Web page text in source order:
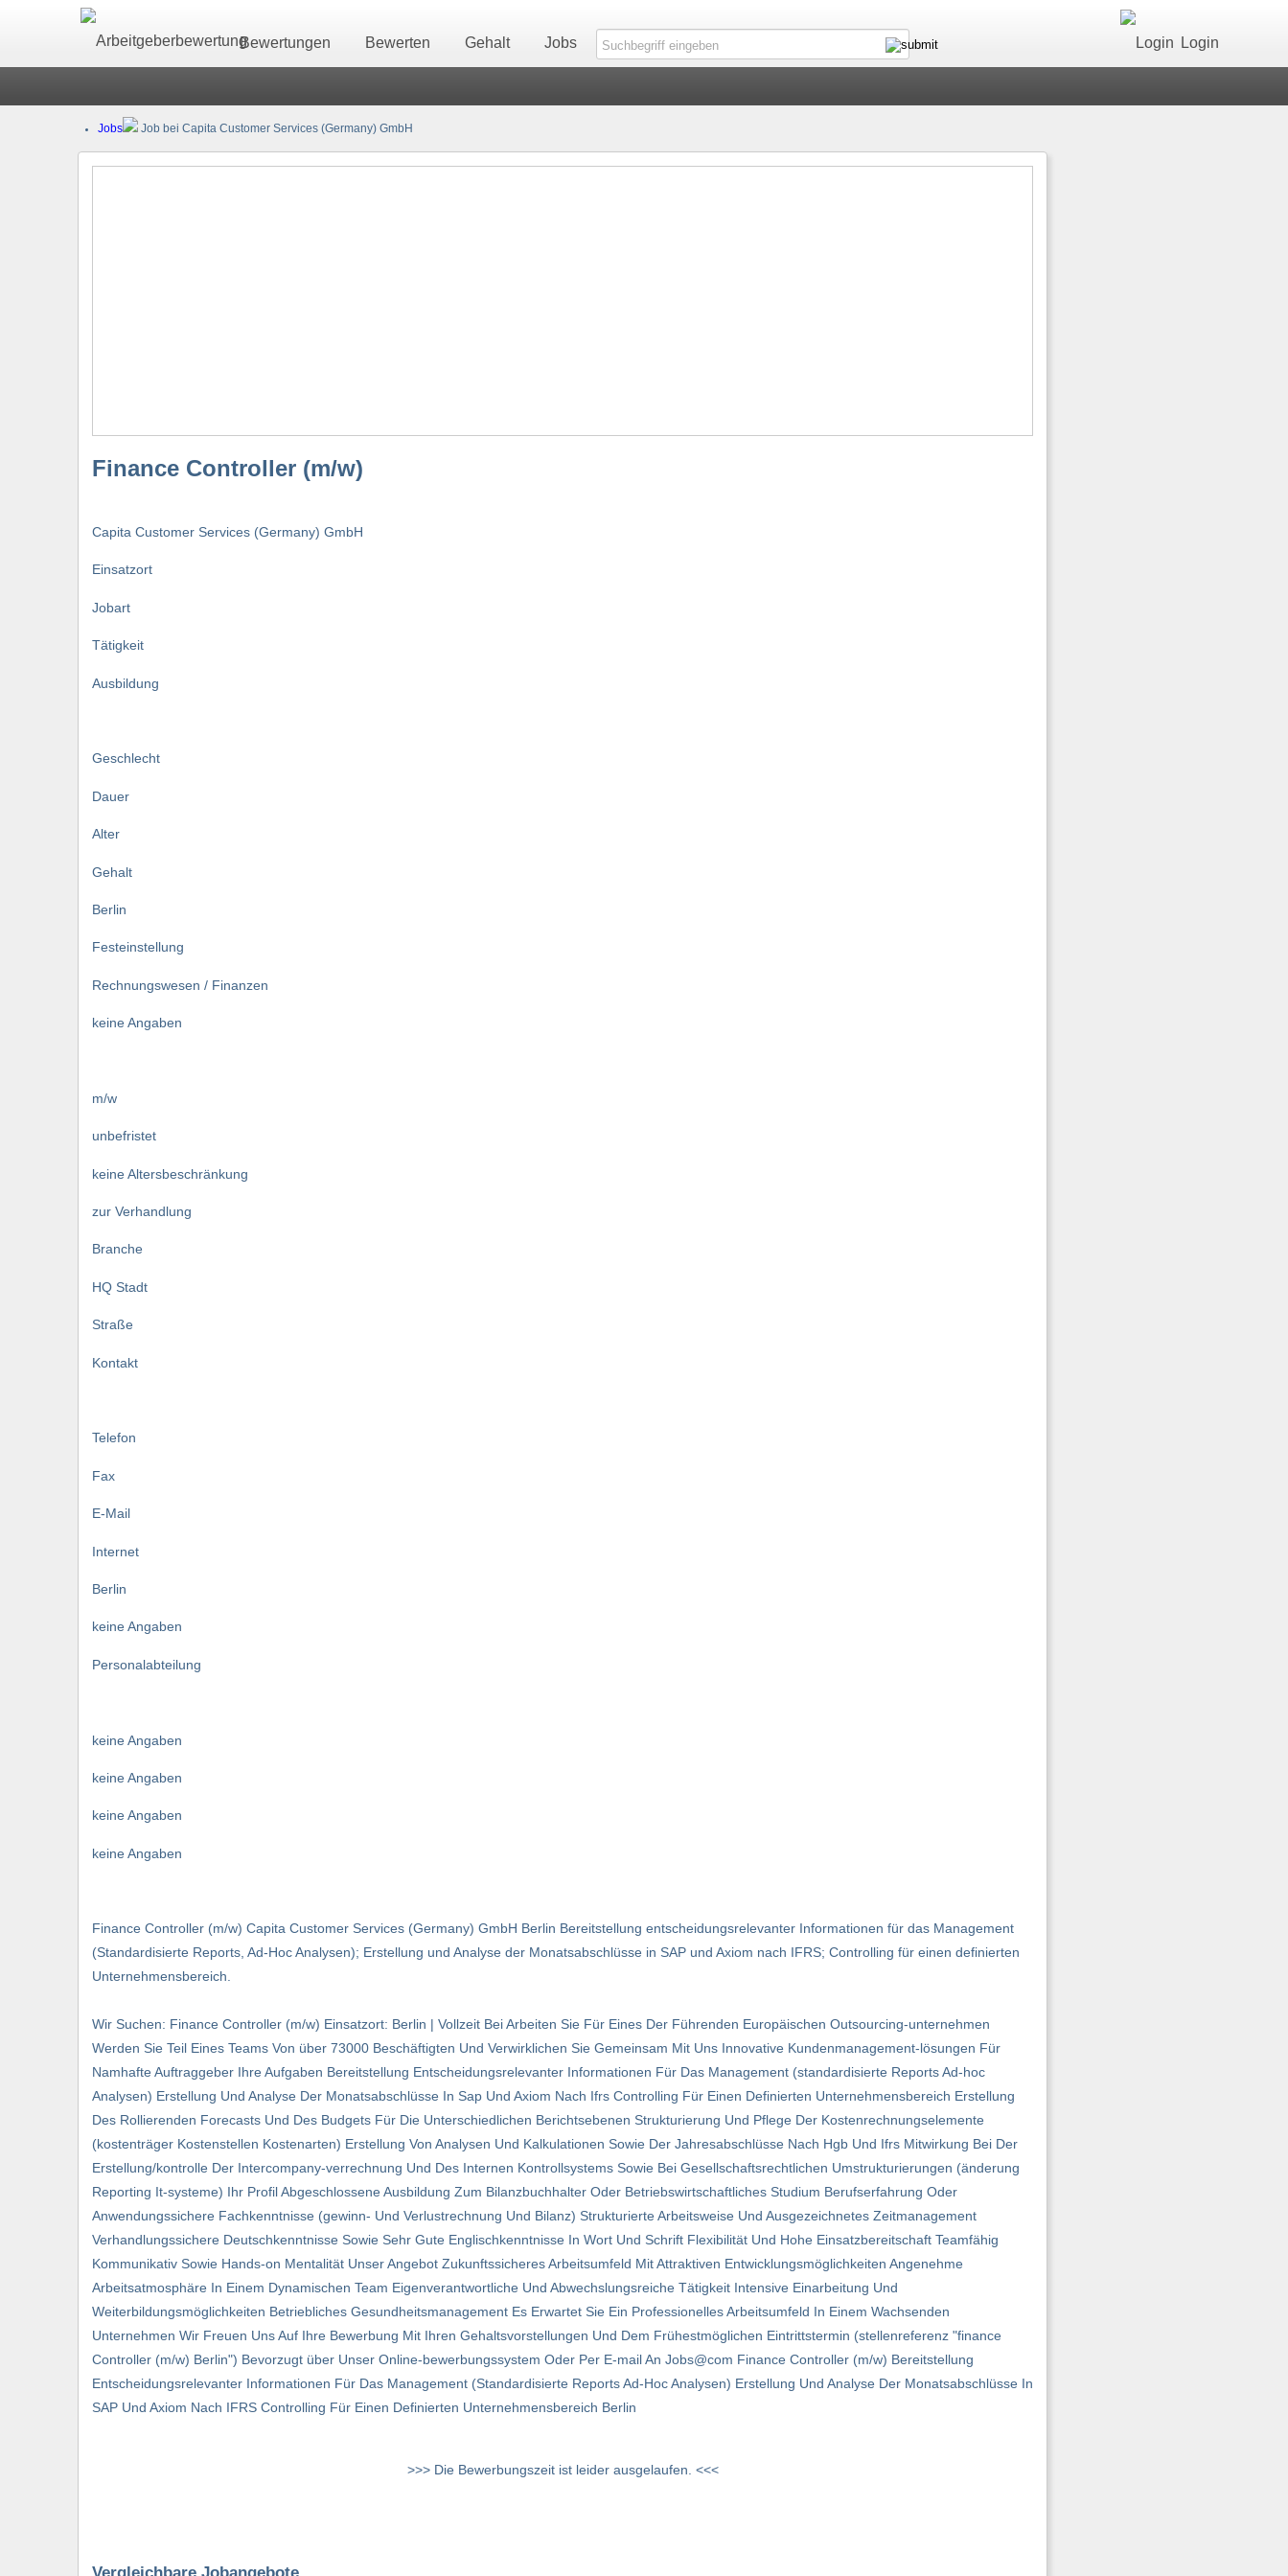
Bewertungen Bewerten Gehalt Jobs Login
Jobs Job bei Capita Customer Services (Germany) GmbH
Finance Controller (m/w)
Capita Customer Services (Germany) GmbH
Einsatzort
Jobart
Tätigkeit
Ausbildung
Geschlecht
Dauer
Alter
Gehalt
Berlin
Festeinstellung
Rechnungswesen / Finanzen
keine Angaben
m/w
unbefristet
keine Altersbeschränkung
zur Verhandlung
Branche
HQ Stadt
Straße
Kontakt
Telefon
Fax
E-Mail
Internet
Berlin
keine Angaben
Personalabteilung
keine Angaben
keine Angaben
keine Angaben
keine Angaben
Finance Controller (m/w) Capita Customer Services (Germany) GmbH Berlin Bereitstellung entscheidungsrelevanter Informationen für das Management
(Standardisierte Reports, Ad-Hoc Analysen); Erstellung und Analyse der Monatsabschlüsse in SAP und Axiom nach IFRS; Controlling für einen definierten
Unternehmensbereich.
Wir Suchen: Finance Controller (m/w) Einsatzort: Berlin | Vollzeit Bei Arbeiten Sie Für Eines Der Führenden Europäischen Outsourcing-unternehmen
Werden Sie Teil Eines Teams Von über 73000 Beschäftigten Und Verwirklichen Sie Gemeinsam Mit Uns Innovative Kundenmanagement-lösungen Für
Namhafte Auftraggeber Ihre Aufgaben Bereitstellung Entscheidungsrelevanter Informationen Für Das Management (standardisierte Reports Ad-hoc
Analysen) Erstellung Und Analyse Der Monatsabschlüsse In Sap Und Axiom Nach Ifrs Controlling Für Einen Definierten Unternehmensbereich Erstellung
Des Rollierenden Forecasts Und Des Budgets Für Die Unterschiedlichen Berichtsebenen Strukturierung Und Pflege Der Kostenrechnungselemente
(kostenträger Kostenstellen Kostenarten) Erstellung Von Analysen Und Kalkulationen Sowie Der Jahresabschlüsse Nach Hgb Und Ifrs Mitwirkung Bei Der
Erstellung/kontrolle Der Intercompany-verrechnung Und Des Internen Kontrollsystems Sowie Bei Gesellschaftsrechtlichen Umstrukturierungen (änderung
Reporting It-systeme) Ihr Profil Abgeschlossene Ausbildung Zum Bilanzbuchhalter Oder Betriebswirtschaftliches Studium Berufserfahrung Oder
Anwendungssichere Fachkenntnisse (gewinn- Und Verlustrechnung Und Bilanz) Strukturierte Arbeitsweise Und Ausgezeichnetes Zeitmanagement
Verhandlungssichere Deutschkenntnisse Sowie Sehr Gute Englischkenntnisse In Wort Und Schrift Flexibilität Und Hohe Einsatzbereitschaft Teamfähig
Kommunikativ Sowie Hands-on Mentalität Unser Angebot Zukunftssicheres Arbeitsumfeld Mit Attraktiven Entwicklungsmöglichkeiten Angenehme
Arbeitsatmosphäre In Einem Dynamischen Team Eigenverantwortliche Und Abwechslungsreiche Tätigkeit Intensive Einarbeitung Und
Weiterbildungsmöglichkeiten Betriebliches Gesundheitsmanagement Es Erwartet Sie Ein Professionelles Arbeitsumfeld In Einem Wachsenden
Unternehmen Wir Freuen Uns Auf Ihre Bewerbung Mit Ihren Gehaltsvorstellungen Und Dem Frühestmöglichen Eintrittstermin (stellenreferenz "finance
Controller (m/w) Berlin") Bevorzugt über Unser Online-bewerbungssystem Oder Per E-mail An Jobs@com Finance Controller (m/w) Bereitstellung
Entscheidungsrelevanter Informationen Für Das Management (Standardisierte Reports Ad-Hoc Analysen) Erstellung Und Analyse Der Monatsabschlüsse In
SAP Und Axiom Nach IFRS Controlling Für Einen Definierten Unternehmensbereich Berlin
>>> Die Bewerbungszeit ist leider ausgelaufen. <<<
Vergleichbare Jobangebote